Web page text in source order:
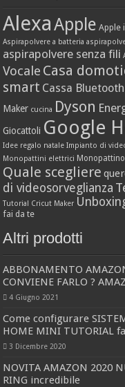
AlexaApple Apple
Aspirapolvere a batteria
aspirapolvere senza fili
Vocale Casa
smart Cassa Bluetooth
Maker cucina Dyson
Giocattoli Google
Idee regalo natale Impianto di
Monopattini elettrici Monopattino
Quale scegliere
di videosorveglianza
Tutorial Cricut Maker
fai da te
Altri prodotti
ABBONAMENTO
CONVIENE FARLO ?
4 Giugno 2021
Come configurare
HOME MINI TUTORIAL
3 Dicembre 2020
NOVITA AMAZON 2020
RING incredibile